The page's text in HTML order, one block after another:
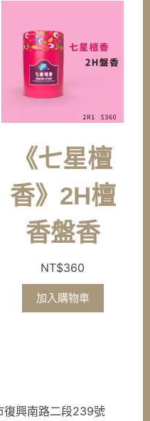
《七星檀
香》2H檀
香盤香
NT$360
加入購物車
復興南路二段239號